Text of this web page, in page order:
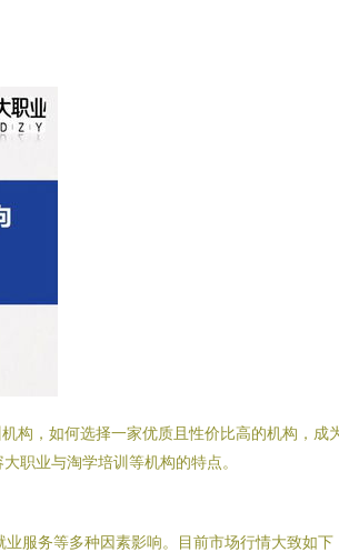
构，如何选择一家优质且性价比高的机构，成
职业与淘学培训等机构的特点。
服务等多种因素影响。目前市场行情大致如下